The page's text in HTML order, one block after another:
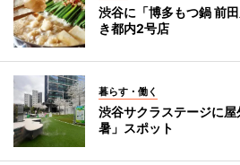
渋谷に「博多もつ鍋 前
き都内2号店
暮らす・働く
渋谷サクラステージに
暑」スポット